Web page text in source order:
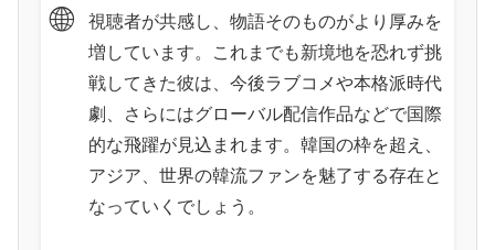
🌐
視聴者が共感し、物語そのものがより厚みを
増しています。これまでも新境地を恐れず挑
戦してきた彼は、今後ラブコメや本格派時代
劇、さらにはグローバル配信作品などで国際
的な飛躍が見込まれます。韓国の枠を超え、
アジア、世界の韓流ファンを魅了する存在と
なっていくでしょう。